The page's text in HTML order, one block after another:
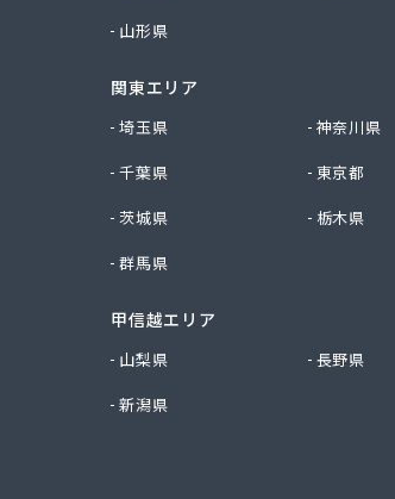
山形県
関東エリア
埼玉県
神奈川県
千葉県
東京都
茨城県
栃木県
群馬県
甲信越エリア
山梨県
長野県
新潟県